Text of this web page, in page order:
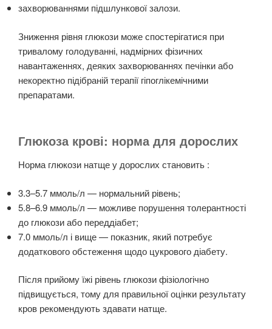
захворюваннями підшлункової залози.
Зниження рівня глюкози може спостерігатися при
тривалому голодуванні, надмірних фізичних
навантаженнях, деяких захворюваннях печінки або
некоректно підібраній терапії гіпоглікемічними
препаратами.
Глюкоза крові: норма для дорослих
Норма глюкози натще у дорослих становить :
3.3–5.7 ммоль/л — нормальний рівень;
5.8–6.9 ммоль/л — можливе порушення толерантності
до глюкози або переддіабет;
7.0 ммоль/л і вище — показник, який потребує
додаткового обстеження щодо цукрового діабету.
Після прийому їжі рівень глюкози фізіологічно
підвищується, тому для правильної оцінки результату
кров рекомендують здавати натще.